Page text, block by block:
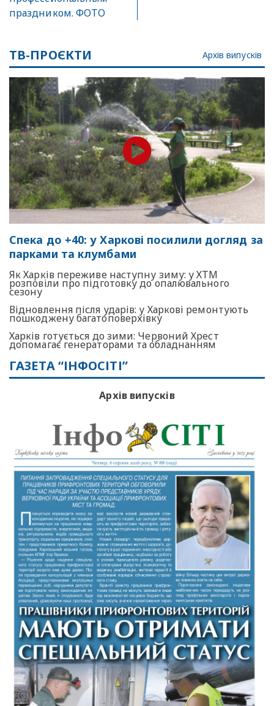
праздником. ФОТО
ТВ-ПРОЄКТИ Архів випусків
Спека до +40: у Харкові посилили догляд за
парками та клумбами
Як Харків переживе наступну зиму: у ХТМ
розповіли про підготовку до опалювального
сезону
Відновлення після ударів: у Харкові ремонтують
пошкоджену багатоповерхівку
Харків готується до зими: Червоний Хрест
допомагає генераторами та обладнанням
ГАЗЕТА “ІНФОСІТІ”
Архів випусків